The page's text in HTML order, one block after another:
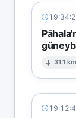
31.1 km